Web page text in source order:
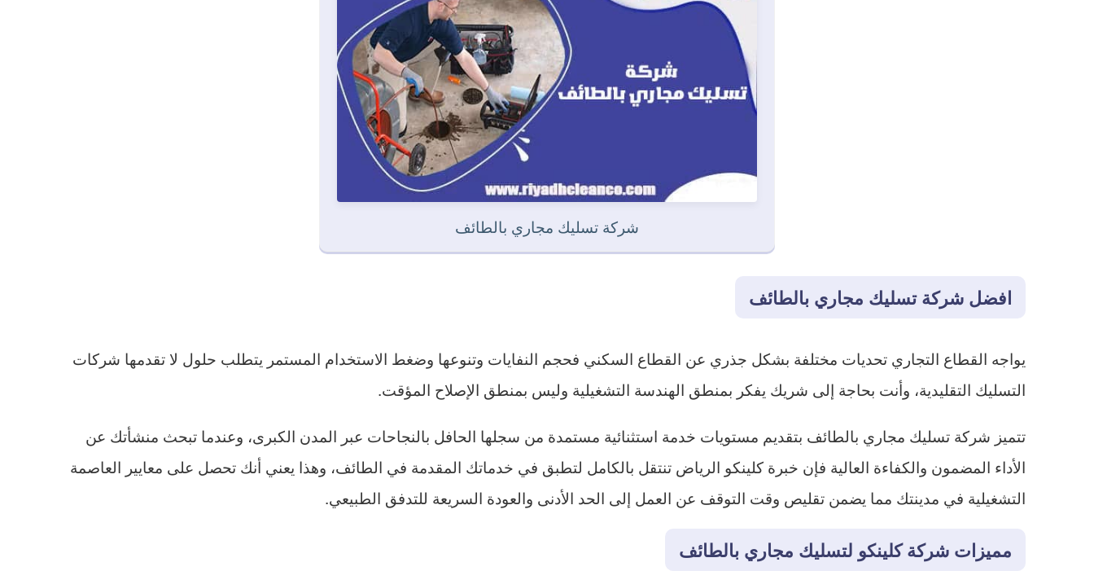
شركة تسليك مجاري بالطائف
افضل شركة تسليك مجاري بالطائف
يواجه القطاع التجاري تحديات مختلفة بشكل جذري عن القطاع السكني فحجم النفايات وتنوعها وضغط الاستخدام المستمر يتطلب حلول لا تقدمها شركات
التسليك التقليدية، وأنت بحاجة إلى شريك يفكر بمنطق الهندسة التشغيلية وليس بمنطق الإصلاح المؤقت.
تتميز شركة تسليك مجاري بالطائف بتقديم مستويات خدمة استثنائية مستمدة من سجلها الحافل بالنجاحات عبر المدن الكبرى، وعندما تبحث منشأتك عن
الأداء المضمون والكفاءة العالية فإن خبرة كلينكو الرياض تنتقل بالكامل لتطبق في خدماتك المقدمة في الطائف، وهذا يعني أنك تحصل على معايير العاصمة
التشغيلية في مدينتك مما يضمن تقليص وقت التوقف عن العمل إلى الحد الأدنى والعودة السريعة للتدفق الطبيعي.
مميزات شركة كلينكو لتسليك مجاري بالطائف